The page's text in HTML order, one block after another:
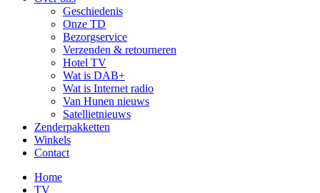
Geschiedenis
Onze TD
Bezorgservice
Verzenden & retourneren
Hotel TV
Wat is DAB+
Wat is Internet radio
Van Hunen nieuws
Satellietnieuws
Zenderpakketten
Winkels
Contact
Home
TV